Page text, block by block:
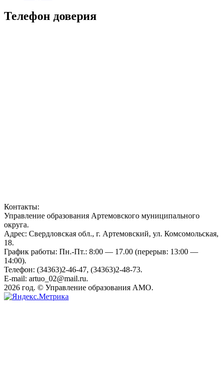
Телефон доверия
Контакты:
Управление образования Артемовского муниципального
округа.
Адрес: Свердловская обл., г. Артемовский, ул. Комсомольская,
18.
График работы: Пн.-Пт.: 8:00 — 17.00 (перерыв: 13:00 —
14:00).
Телефон: (34363)2-46-47, (34363)2-48-73.
E-mail: artuo_02@mail.ru.
2026 год. © Управление образования АМО.